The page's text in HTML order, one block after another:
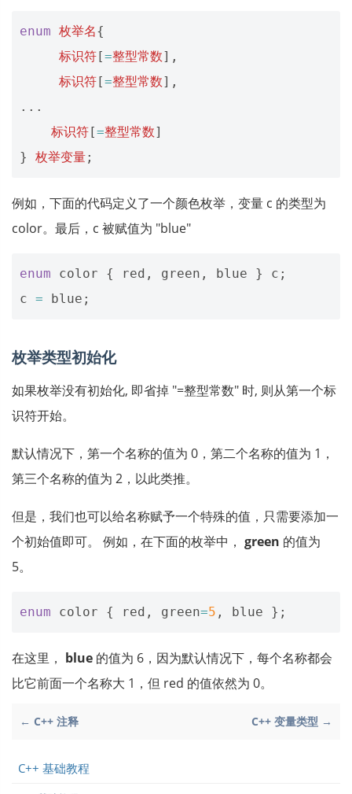
enum 枚举名{
标识符[=整型常数],
标识符[=整型常数],
...
标识符[=整型常数]
}
枚举变量;
例如，下面的代码定义了一个颜色枚举，变量 c 的类型为
color。最后，c 被赋值为 "blue"
enum color { red , green , blue } c ;
c = blue ;
枚举类型初始化
如果枚举没有初始化, 即省掉 "=整型常数" 时, 则从第一个标
识符开始。
默认情况下，第一个名称的值为 0，第二个名称的值为 1，
第三个名称的值为 2，以此类推。
但是，我们也可以给名称赋予一个特殊的值，只需要添加一
个初始值即可。 例如，在下面的枚举中， green 的值为
5。
enum color { red , green=5 , blue };
在这里， blue 的值为 6，因为默认情况下，每个名称都会
比它前面一个名称大 1，但 red 的值依然为 0。
← C++ 注释 C++ 变量类型 →
C++ 基础教程